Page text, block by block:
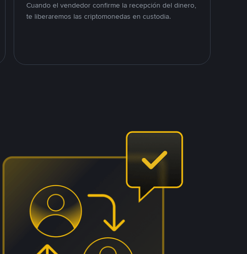
Cuando el vendedor confirme la recepción del dinero,
te liberaremos las criptomonedas en custodia.